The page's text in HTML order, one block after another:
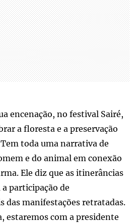
encenação, no festival Sairé,
a floresta e a preservação
toda uma narrativa de
e do animal em conexão
Ele diz que as itinerâncias
participação de
das manifestações retratadas.
estaremos com a presidente